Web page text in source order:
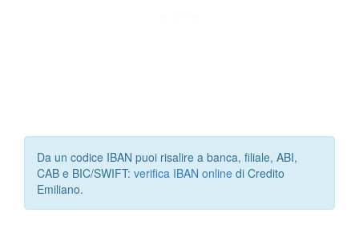
Da un codice IBAN puoi risalire a banca, filiale, ABI,
CAB e BIC/SWIFT: verifica IBAN online di Credito
Emiliano.